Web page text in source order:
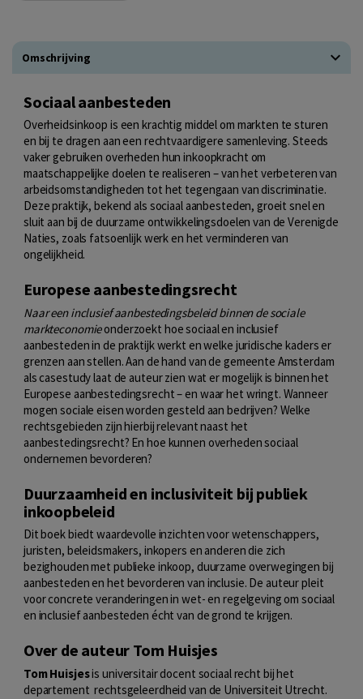
Omschrijving
Sociaal aanbesteden
Overheidsinkoop is een krachtig middel om markten te sturen
en bij te dragen aan een rechtvaardigere samenleving. Steeds
vaker gebruiken overheden hun inkoopkracht om
maatschappelijke doelen te realiseren – van het verbeteren van
arbeidsomstandigheden tot het tegengaan van discriminatie.
Deze praktijk, bekend als sociaal aanbesteden, groeit snel en
sluit aan bij de duurzame ontwikkelingsdoelen van de Verenigde
Naties, zoals fatsoenlijk werk en het verminderen van
ongelijkheid.
Europese aanbestedingsrecht
Naar een inclusief aanbestedingsbeleid binnen de sociale
markteconomieonderzoekt hoe sociaal en inclusief
aanbesteden in de praktijk werkt en welke juridische kaders er
grenzen aan stellen. Aan de hand van de gemeente Amsterdam
als casestudy laat de auteur zien wat er mogelijk is binnen het
Europese aanbestedingsrecht – en waar het wringt. Wanneer
mogen sociale eisen worden gesteld aan bedrijven? Welke
rechtsgebieden zijn hierbij relevant naast het
aanbestedingsrecht? En hoe kunnen overheden sociaal
ondernemen bevorderen?
Duurzaamheid en inclusiviteit bij publiek
inkoopbeleid
Dit boek biedt waardevolle inzichten voor wetenschappers,
juristen, beleidsmakers, inkopers en anderen die zich
bezighouden met publieke inkoop, duurzame overwegingen bij
aanbesteden en het bevorderen van inclusie. De auteur pleit
voor concrete veranderingen in wet- en regelgeving om sociaal
en inclusief aanbesteden écht van de grond te krijgen.
Over de auteur Tom Huisjes
Tom Huisjesis universitair docent sociaal recht bij het
departement rechtsgeleerdheid van de Universiteit Utrecht.